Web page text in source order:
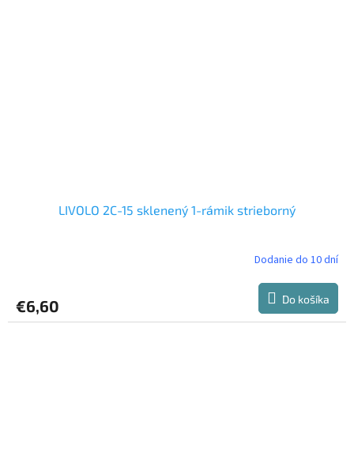
LIVOLO 2C-15 sklenený 1-rámik strieborný
Dodanie do 10 dní
€6,60 Do košíka